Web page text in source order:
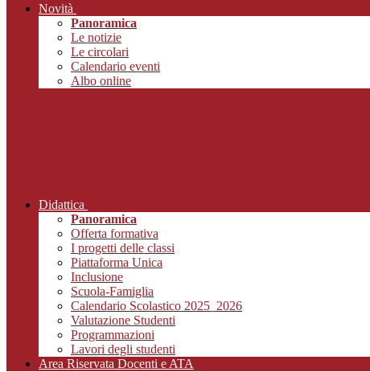
Novità
Panoramica
Le notizie
Le circolari
Calendario eventi
Albo online
Didattica
Panoramica
Offerta formativa
I progetti delle classi
Piattaforma Unica
Inclusione
Scuola-Famiglia
Calendario Scolastico 2025_2026
Valutazione Studenti
Programmazioni
Lavori degli studenti
Area Riservata Docenti e ATA